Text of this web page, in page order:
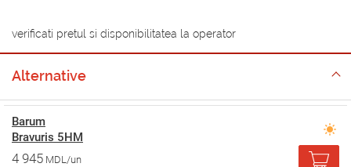
verificati pretul si disponibilitatea la operator
Alternative
Barum
Bravuris 5HM
4 945 MDL/un